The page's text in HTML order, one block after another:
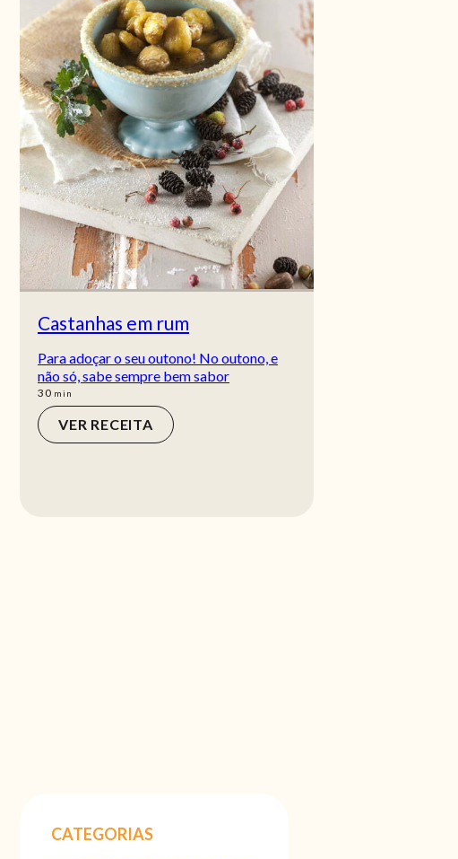
Castanhas em rum
Para adoçar o seu outono! No outono, e
não só, sabe sempre bem sabor
30min
min
VER RECEITA
CATEGORIAS